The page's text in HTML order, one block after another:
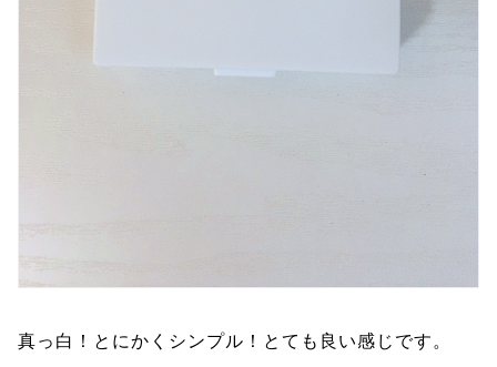
真っ白！とにかくシンプル！とても良い感じです。